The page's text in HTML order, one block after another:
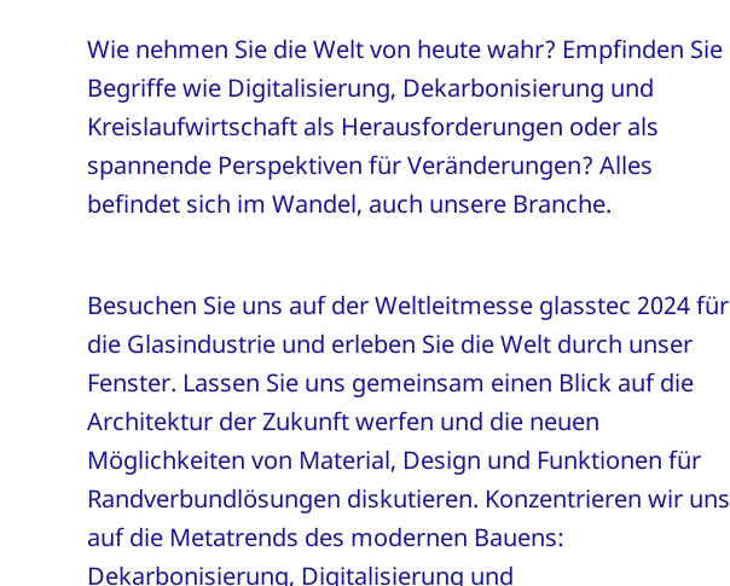
Wie nehmen Sie die Welt von heute wahr? Empfinden Sie
Begriffe wie Digitalisierung, Dekarbonisierung und
Kreislaufwirtschaft als Herausforderungen oder als
spannende Perspektiven für Veränderungen? Alles
befindet sich im Wandel, auch unsere Branche.
Besuchen Sie uns auf der Weltleitmesse glasstec 2024 für
die Glasindustrie und erleben Sie die Welt durch unser
Fenster. Lassen Sie uns gemeinsam einen Blick auf die
Architektur der Zukunft werfen und die neuen
Möglichkeiten von Material, Design und Funktionen für
Randverbundlösungen diskutieren. Konzentrieren wir uns
auf die Metatrends des modernen Bauens:
Dekarbonisierung, Digitalisierung und